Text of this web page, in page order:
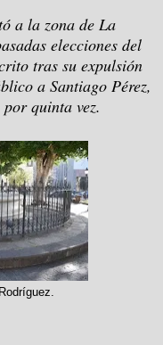
a la zona de La
elecciones del
tras su expulsión
a Santiago Pérez,
quinta vez.